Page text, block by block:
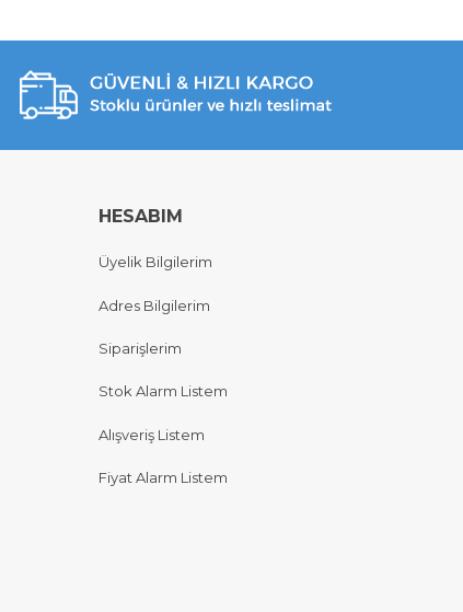
HESABIM
Üyelik Bilgilerim
Adres Bilgilerim
Siparişlerim
Stok Alarm Listem
Alışveriş Listem
Fiyat Alarm Listem